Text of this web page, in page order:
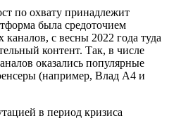
по охвату принадлежит
была средоточием
с весны 2022 года туда
контент. Так, в числе
оказались популярные
(например, Влад А4 и